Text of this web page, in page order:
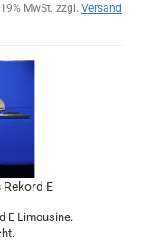
MwSt. zzgl. Versand
E
E Limousine.